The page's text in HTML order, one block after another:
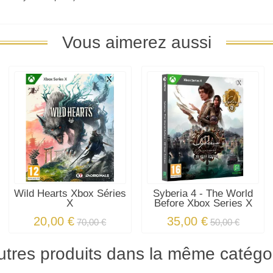
Vous aimerez aussi
Wild Hearts Xbox Séries
X
20,00 € 70,00 €
Syberia 4 - The World
Before Xbox Series X
35,00 € 50,00 €
produits dans la même